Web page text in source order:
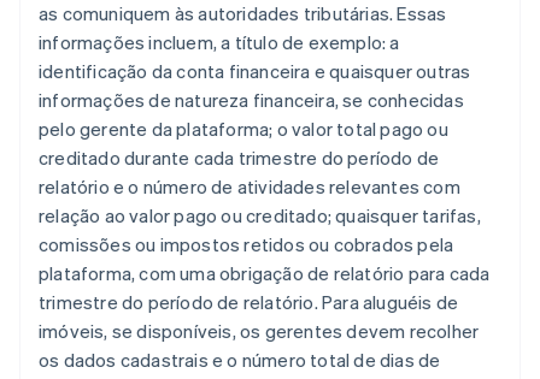
as comuniquem às autoridades tributárias. Essas
informações incluem, a título de exemplo: a
identificação da conta financeira e quaisquer outras
informações de natureza financeira, se conhecidas
pelo gerente da plataforma; o valor total pago ou
creditado durante cada trimestre do período de
relatório e o número de atividades relevantes com
relação ao valor pago ou creditado; quaisquer tarifas,
comissões ou impostos retidos ou cobrados pela
plataforma, com uma obrigação de relatório para cada
trimestre do período de relatório. Para aluguéis de
imóveis, se disponíveis, os gerentes devem recolher
os dados cadastrais e o número total de dias de